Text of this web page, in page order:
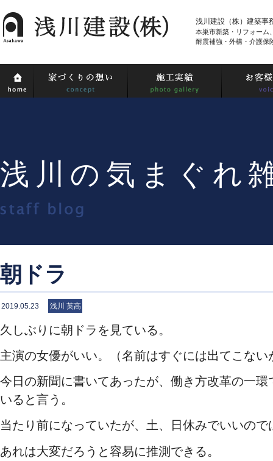
浅川建設（株）建築事
本巣市新築・リフォーム
耐震補強・外構・介護保
浅川の気まぐれ
朝ドラ
2019.05.23 浅川 英高
久しぶりに朝ドラを見ている。
主演の女優がいい。（名前はすぐには出てこない
今日の新聞に書いてあったが、働き方改革の一
いると言う。
当たり前になっていたが、土、日休みでいいので
あれは大変だろうと容易に推測できる。